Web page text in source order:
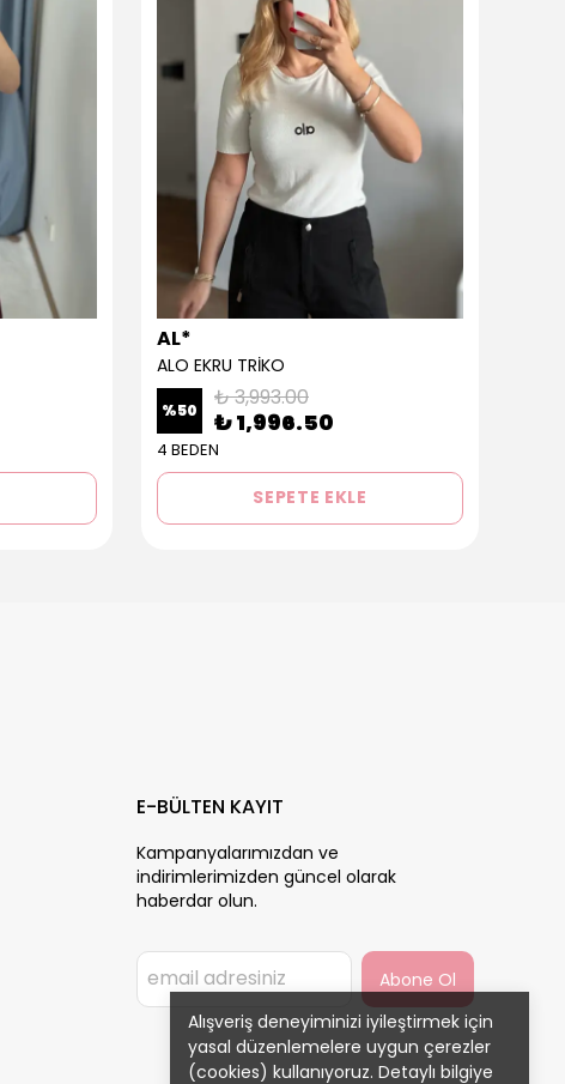
Alışveriş deneyiminizi iyileştirmek için
yasal düzenlemelere uygun çerezler
(cookies) kullanıyoruz. Detaylı bilgiye
AL*
ALO EKRU TRİKO
%50 ₺ 3,993.00
₺ 1,996.50
4 BEDEN
SEPETE EKLE
E-BÜLTEN KAYIT
Kampanyalarımızdan ve
indirimlerimizden güncel olarak
haberdar olun.
Abone Ol